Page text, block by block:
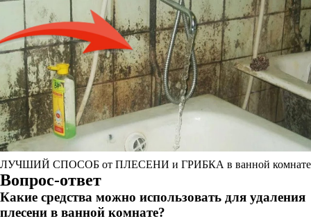
ЛУЧШИЙ СПОСОБ от ПЛЕСЕНИ и ГРИБКА в ванной комнате
Вопрос-ответ
Какие средства можно использовать для удаления
плесени в ванной комнате?